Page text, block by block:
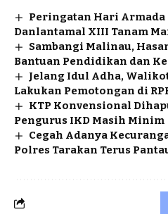
Peringatan Hari Armada
Danlantamal XIII Tanam
Sambangi Malinau,
Bantuan Pendidikan dan
Jelang Idul Adha,
Lakukan Pemotongan di
KTP Konvensional
Pengurus IKD Masih Minim
Cegah Adanya
Polres Tarakan Terus